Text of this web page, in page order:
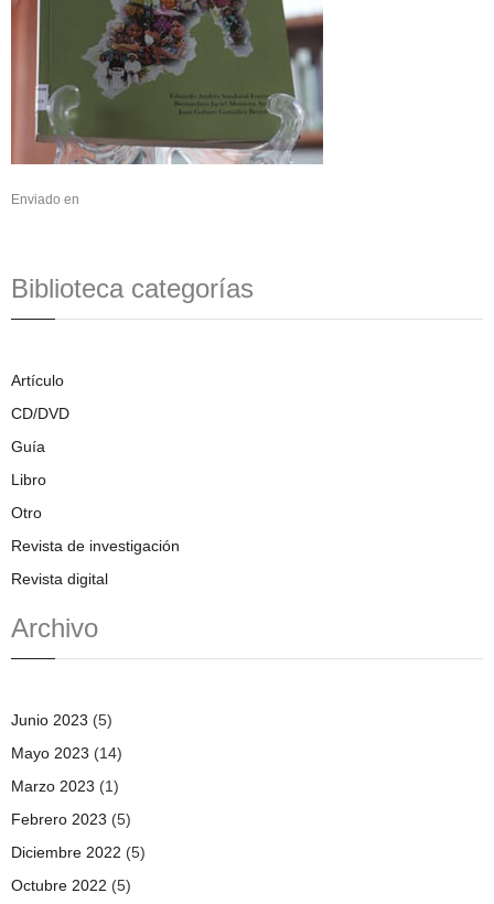
Enviado en
Biblioteca categorías
Artículo
CD/DVD
Guía
Libro
Otro
Revista de investigación
Revista digital
Archivo
Junio 2023 (5)
Mayo 2023 (14)
Marzo 2023 (1)
Febrero 2023 (5)
Diciembre 2022 (5)
Octubre 2022 (5)